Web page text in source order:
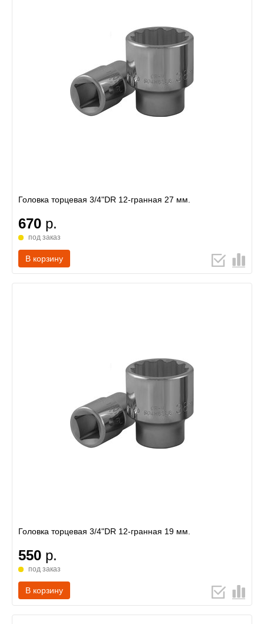
Головка торцевая 3/4"DR 12-гранная 27 мм.
670 р.
под заказ
В корзину
Головка торцевая 3/4"DR 12-гранная 19 мм.
550 р.
под заказ
В корзину